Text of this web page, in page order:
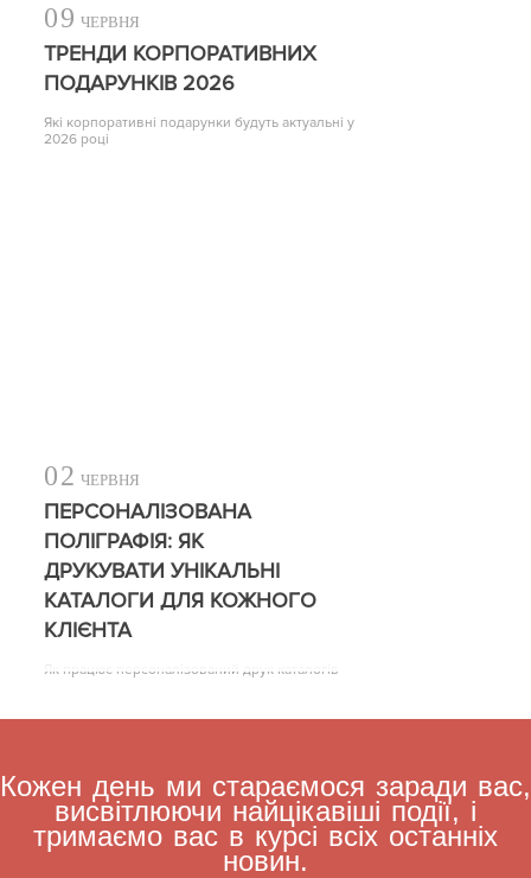
09 ЧЕРВНЯ
ТРЕНДИ КОРПОРАТИВНИХ
ПОДАРУНКІВ 2026
Які корпоративні подарунки будуть актуальні у
2026 році
02 ЧЕРВНЯ
ПЕРСОНАЛІЗОВАНА
ПОЛІГРАФІЯ: ЯК
ДРУКУВАТИ УНІКАЛЬНІ
КАТАЛОГИ ДЛЯ КОЖНОГО
КЛІЄНТА
Як працює персоналізований друк каталогів
Кожен день ми стараємося заради вас,
висвітлюючи найцікавіші події, і
тримаємо вас в курсі всіх останніх
новин.